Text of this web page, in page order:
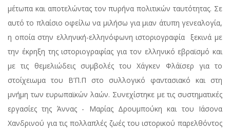
μέτωπα και αποτελώντας τον πυρήνα πολιτικών ταυτότητας. Σε
αυτό το πλαίσιο οφείλω να μιλήσω για μιαν άτυπη γενεαλογία,
η οποία στην ελληνική-ελληνόφωνη ιστοριογραφία ξεκινά με
την έκρηξη της ιστοριογραφίας για τον ελληνικό εβραϊσμό και
με τις θεμελιώδεις συμβολές του Χάγκεν Φλάϊσερ για το
στοίχειωμα του Β’Π.Π στο συλλογικό φαντασιακό και στη
μνήμη των ευρωπαϊκών λαών. Συνεχίστηκε με τις συστηματικές
εργασίες της Άννας - Μαρίας Δρουμπούκη και του Ιάσονα
Χανδρινού για τις πολλαπλές ζωές του ιστορικού παρελθόντος